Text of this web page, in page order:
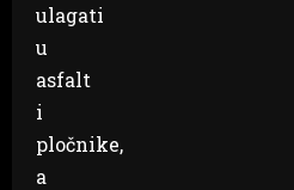
ulagati
u
asfalt
i
pločnike,
a